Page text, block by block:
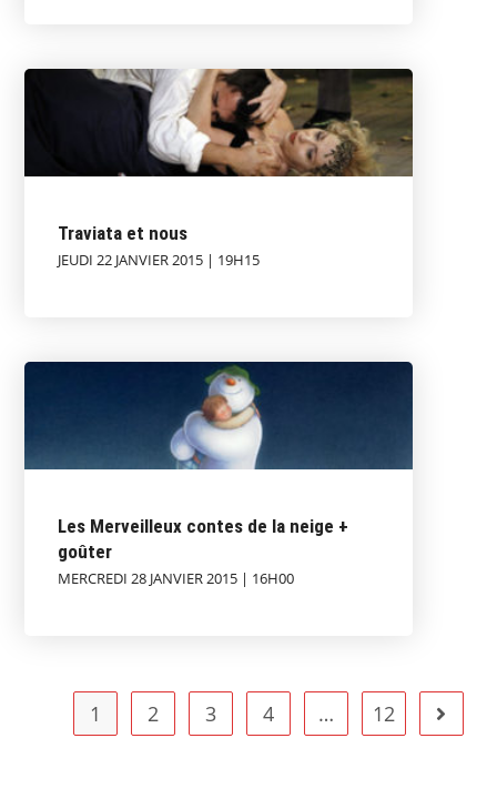
Traviata et nous
JEUDI 22 JANVIER 2015 | 19H15
Les Merveilleux contes de la neige +
goûter
MERCREDI 28 JANVIER 2015 | 16H00
1 2 3 4 … 12